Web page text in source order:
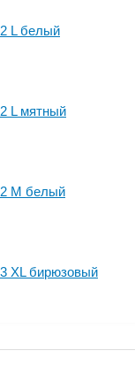
L белый
L мятный
M белый
XL бирюзовый